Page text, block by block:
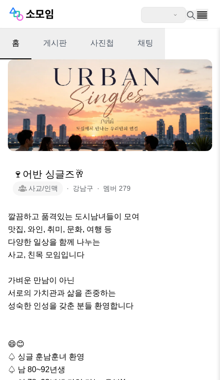
홈 게시판 사진첩 채팅
🍷어반 싱글즈🥂
사교/인맥 ∙ 강남구 ∙ 멤버 279
깔끔하고 품격있는 도시남녀들이 모여
맛집, 와인, 취미, 문화, 여행 등
다양한 일상을 함께 나누는
사교, 친목 모임입니다
가벼운 만남이 아닌
서로의 가치관과 삶을 존중하는
성숙한 인성을 갖춘 분들 환영합니다
😄😊
♤ 싱글 훈남훈녀 환영
♤ 남 80~92년생